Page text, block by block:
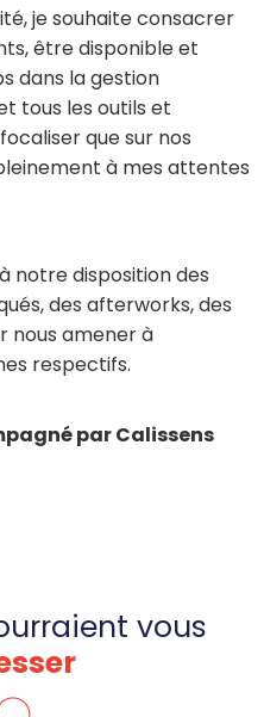
je souhaite consacrer
être disponible et
dans la gestion
tous les outils et
que sur nos
à mes attentes
notre disposition des
des afterworks, des
nous amener à
respectifs.
par Calissens
vous